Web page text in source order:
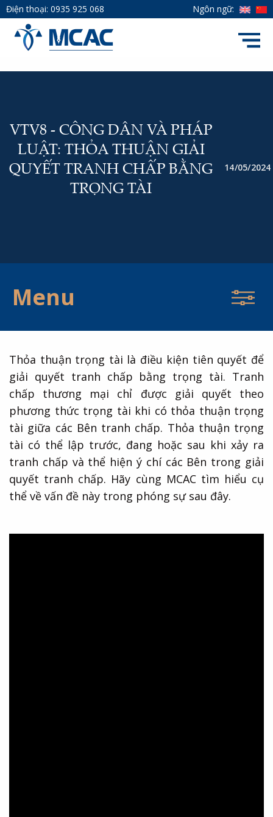
Điện thoại: 0935 925 068 Ngôn ngữ:
VTV8 - CÔNG DÂN VÀ PHÁP
LUẬT: THỎA THUẬN GIẢI
QUYẾT TRANH CHẤP BẰNG
TRỌNG TÀI
14/05/2024
Menu
Thỏa thuận trọng tài là điều kiện tiên quyết để
giải quyết tranh chấp bằng trọng tài. Tranh
chấp thương mại chỉ được giải quyết theo
phương thức trọng tài khi có thỏa thuận trọng
tài giữa các Bên tranh chấp. Thỏa thuận trọng
tài có thể lập trước, đang hoặc sau khi xảy ra
tranh chấp và thể hiện ý chí các Bên trong giải
quyết tranh chấp. Hãy cùng MCAC tìm hiểu cụ
thể về vấn đề này trong phóng sự sau đây.